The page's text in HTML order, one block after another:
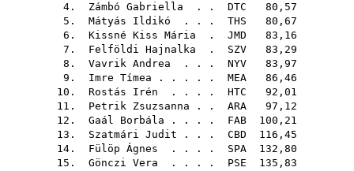
4. Zámbó Gabriella . . DTC 80,57
5. Mátyás Ildikó . . . THS 80,67
6. Kissné Kiss Mária . JMD 83,16
7. Felföldi Hajnalka . SZV 83,29
8. Vavrik Andrea . . . NYV 83,97
9. Imre Tímea . . . . . MEA 86,46
10. Rostás Irén . . . . HTC 92,01
11. Petrik Zsuzsanna . . ARA 97,12
12. Gaál Borbála . . . . FAB 100,21
13. Szatmári Judit . . . CBD 116,45
14. Fülöp Ágnes . . . . SPA 132,80
15. Gönczi Vera . . . . PSE 135,83